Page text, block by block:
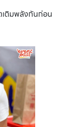
เติมพลังกันก่อน